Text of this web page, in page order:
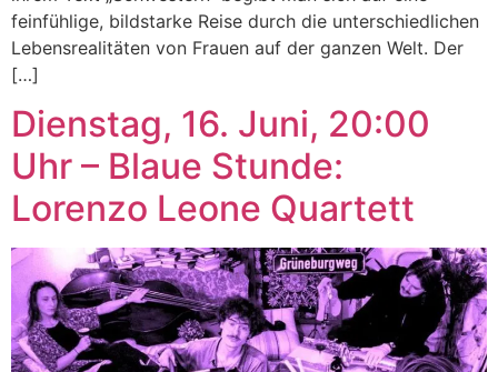
feinfühlige, bildstarke Reise durch die unterschiedlichen
Lebensrealitäten von Frauen auf der ganzen Welt. Der
[…]
Dienstag, 16. Juni, 20:00
Uhr – Blaue Stunde:
Lorenzo Leone Quartett